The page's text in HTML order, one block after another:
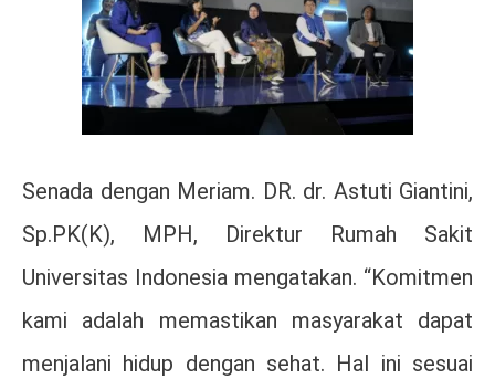
Senada dengan Meriam. DR. dr. Astuti Giantini,
Sp.PK(K), MPH, Direktur Rumah Sakit
Universitas Indonesia mengatakan. “Komitmen
kami adalah memastikan masyarakat dapat
menjalani hidup dengan sehat. Hal ini sesuai